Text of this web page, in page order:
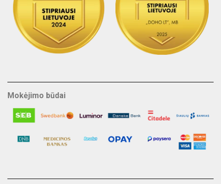
Mokėjimo būdai